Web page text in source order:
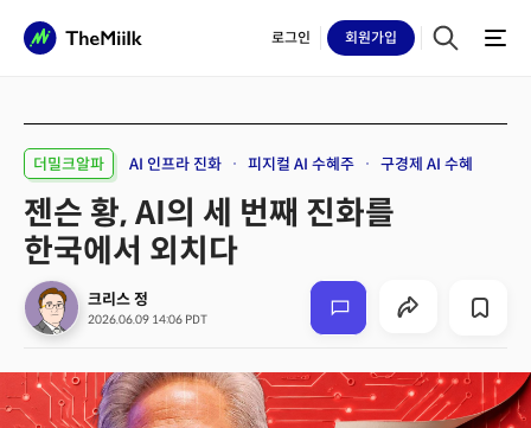
로그인 회원가입
더밀크알파 AI 인프라 진화 피지컬 AI 수혜주 구경제 AI 수혜
젠슨 황, AI의 세 번째 진화를
한국에서 외치다
크리스 정
2026.06.09 14:06 PDT